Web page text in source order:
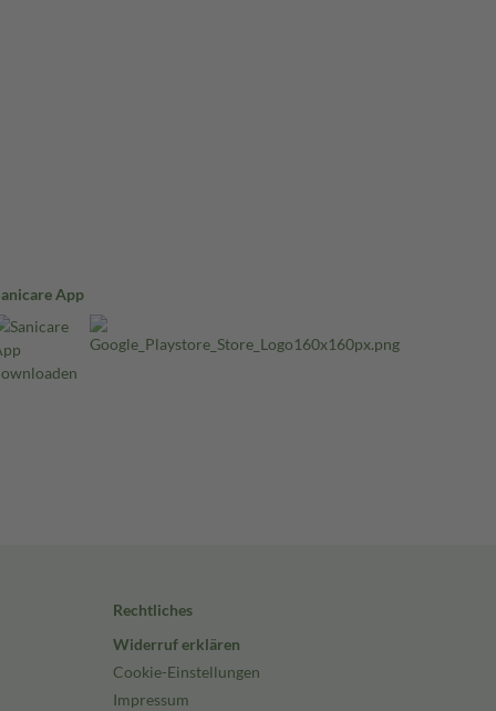
App
Rechtliches
Widerruf erklären
Cookie-Einstellungen
Impressum